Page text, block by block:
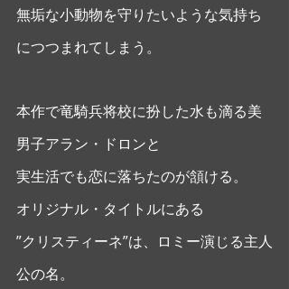
無垢な小動物を守りたいような気持ち
につつまれてしまう。
本作で竜騎兵将校に扮した水も滴る美
男子アラン・ドロンと
実生活でも恋に落ちたのが頷ける。
オリジナル・タイトルにある
”クリスティーネ”は、ロミー演じる主人
公の名。